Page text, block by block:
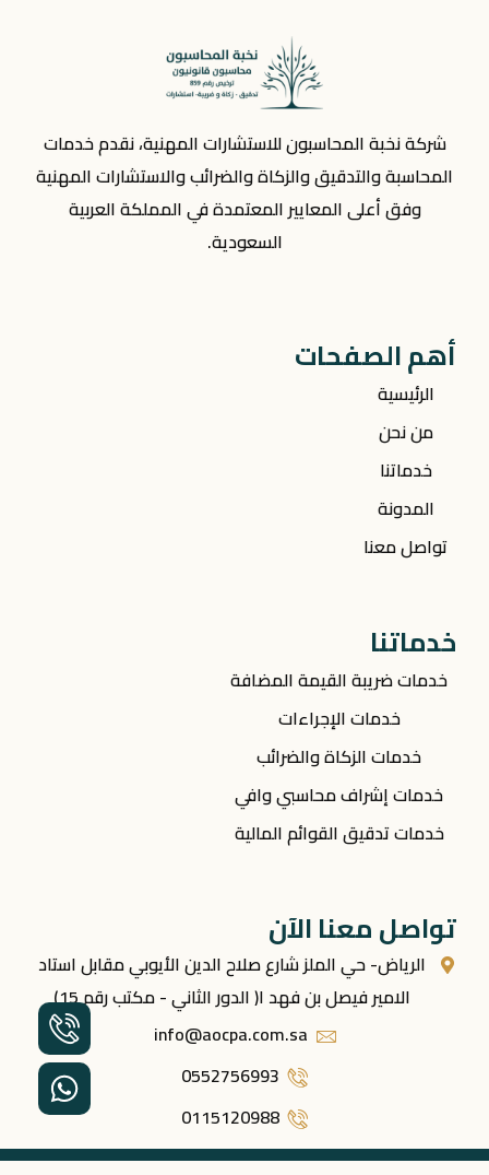
شركة نخبة المحاسبون للاستشارات المهنية، نقدم خدمات
المحاسبة والتدقيق والزكاة والضرائب والاستشارات المهنية
وفق أعلى المعايير المعتمدة في المملكة العربية
السعودية.
أهم الصفحات
الرئيسية
من نحن
خدماتنا
المدونة
تواصل معنا
خدماتنا
خدمات ضريبة القيمة المضافة
خدمات الإجراءات
خدمات الزكاة والضرائب
خدمات إشراف محاسبي وافي
خدمات تدقيق القوائم المالية
تواصل معنا الآن
الرياض- حي الملز شارع صلاح الدين الأيوبي مقابل استاد
الامير فيصل بن فهد ا( الدور الثاني - مكتب رقم 15)
info@aocpa.com.sa
0552756993
0115120988